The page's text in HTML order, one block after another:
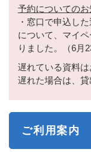
予約についての
・窓口で申込し
について、マイ
りました。（6月
遅れている資料
遅れた場合は、貸
ご利用案内